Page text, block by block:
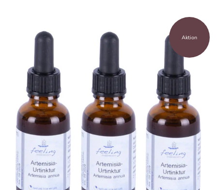
Aktion